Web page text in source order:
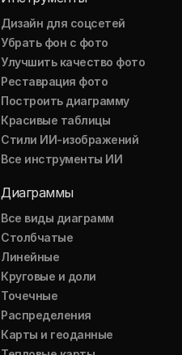
Дизайн для соцсетей
Убрать фон с фото
Улучшить качество фото
Реставрация фото
Построить диаграмму
Красивые таблицы
Стили ИИ-изображений
Все инструменты ИИ
Диаграммы
Все виды диаграмм
Столбчатые
Линейные
Круговые и доли
Точечные
Распределения
Карты и геоданные